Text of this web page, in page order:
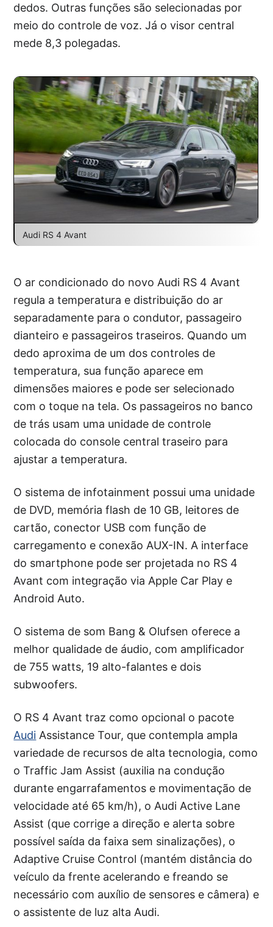
dedos. Outras funções são selecionadas por
meio do controle de voz. Já o visor central
mede 8,3 polegadas.
Audi RS 4 Avant
O ar condicionado do novo Audi RS 4 Avant
regula a temperatura e distribuição do ar
separadamente para o condutor, passageiro
dianteiro e passageiros traseiros. Quando um
dedo aproxima de um dos controles de
temperatura, sua função aparece em
dimensões maiores e pode ser selecionado
com o toque na tela. Os passageiros no banco
de trás usam uma unidade de controle
colocada do console central traseiro para
ajustar a temperatura.
O sistema de infotainment possui uma unidade
de DVD, memória flash de 10 GB, leitores de
cartão, conector USB com função de
carregamento e conexão AUX-IN. A interface
do smartphone pode ser projetada no RS 4
Avant com integração via Apple Car Play e
Android Auto.
O sistema de som Bang & Olufsen oferece a
melhor qualidade de áudio, com amplificador
de 755 watts, 19 alto-falantes e dois
subwoofers.
O RS 4 Avant traz como opcional o pacote
Audi Assistance Tour, que contempla ampla
variedade de recursos de alta tecnologia, como
o Traffic Jam Assist (auxilia na condução
durante engarrafamentos e movimentação de
velocidade até 65 km/h), o Audi Active Lane
Assist (que corrige a direção e alerta sobre
possível saída da faixa sem sinalizações), o
Adaptive Cruise Control (mantém distância do
veículo da frente acelerando e freando se
necessário com auxílio de sensores e câmera) e
o assistente de luz alta Audi.